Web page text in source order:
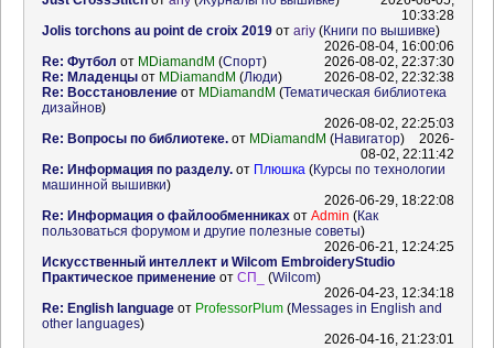
10:33:28
Jolis torchons au point de croix 2019от ariy(Книги по вышивке)
2026-08-04, 16:00:06
Re: Футбол от MDiamandM (Спорт)
2026-08-02, 22:37:30
Re: Младенцыот MDiamandM (Люди)
2026-08-02, 22:32:38
Re: Восстановлениеот MDiamandM (Тематическая библиотека
дизайнов)
2026-08-02, 22:25:03
Re: Вопросы по библиотеке.от MDiamandM (Навигатор)
2026-
08-02, 22:11:42
Re: Информация по разделу.от Плюшка (Курсы по технологии
машинной вышивки)
2026-06-29, 18:22:08
Re: Информация о файлообменникахот Admin (Как
пользоваться форумом и другие полезные советы)
2026-06-21, 12:24:25
Искусственный интеллект и Wilcom EmbroideryStudio
Практическое применениеот СП_ (Wilcom)
2026-04-23, 12:34:18
Re: English languageот ProfessorPlum(Messages in English and
other languages)
2026-04-16, 21:23:01